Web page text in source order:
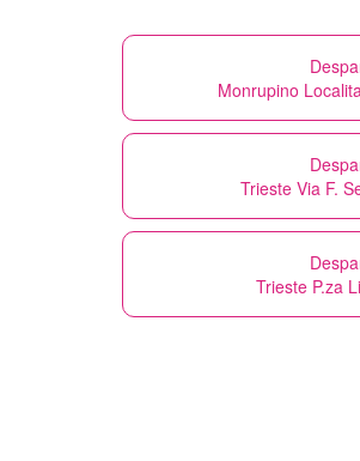
Monrupino
Trieste Via F.
Trieste P.za